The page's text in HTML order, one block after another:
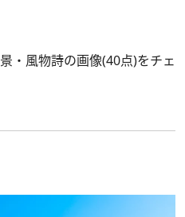
・風物詩の画像(40点)をチェ